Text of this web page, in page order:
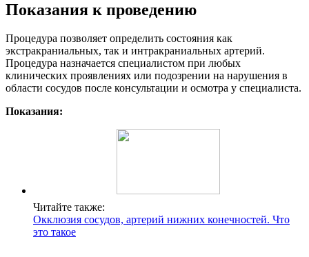
Показания к проведению
Процедура позволяет определить состояния как
экстракраниальных, так и интракраниальных артерий.
Процедура назначается специалистом при любых
клинических проявлениях или подозрении на нарушения в
области сосудов после консультации и осмотра у специалиста.
Показания:
Читайте также:
Окклюзия сосудов, артерий нижних конечностей. Что
это такое